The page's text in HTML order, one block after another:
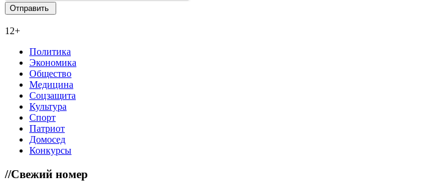
12+
Политика
Экономика
Общество
Медицина
Соцзащита
Культура
Спорт
Патриот
Домосед
Конкурсы
//Свежий номер